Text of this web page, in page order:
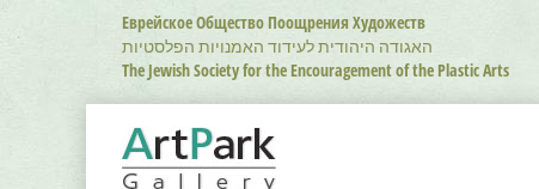
Еврейское Общество Поощрения Художеств
האגודה היהודית לעידוד האמנויות הפלסטיות
The Jewish Society for the Encouragement of the Plastic Arts